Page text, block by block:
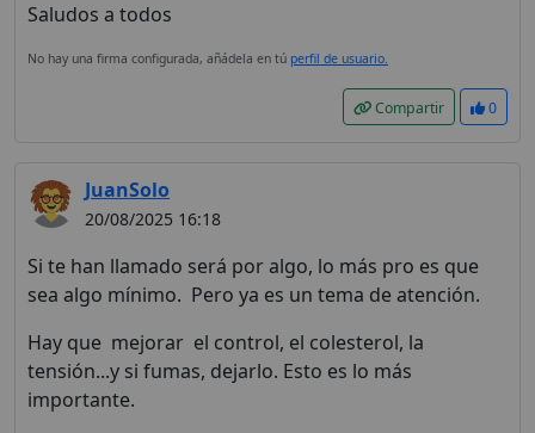
Saludos a todos
No hay una firma configurada, añádela en tú perfil de usuario.
Compartir 0
JuanSolo
20/08/2025 16:18
Si te han llamado será por algo, lo más pro es que
sea algo mínimo. Pero ya es un tema de atención.
Hay que mejorar el control, el colesterol, la
tensión...y si fumas, dejarlo. Esto es lo más
importante.